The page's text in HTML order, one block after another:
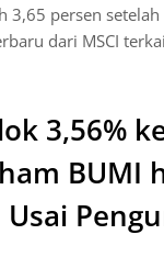
3,65 persen
dari MSCI
3,56%
BUMI